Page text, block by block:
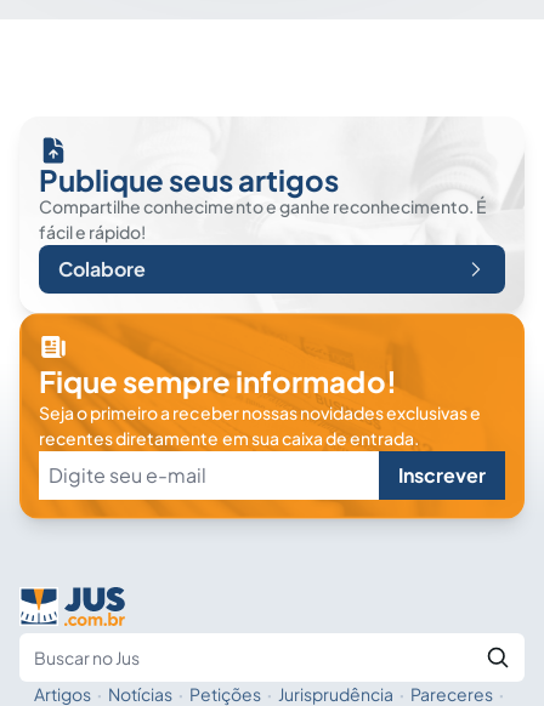
Publique seus artigos
Compartilhe conhecimento e ganhe reconhecimento. É
fácil e rápido!
Colabore
Fique sempre informado!
Seja o primeiro a receber nossas novidades exclusivas e
recentes diretamente em sua caixa de entrada.
Inscrever
Artigos · Notícias · Petições · Jurisprudência · Pareceres ·